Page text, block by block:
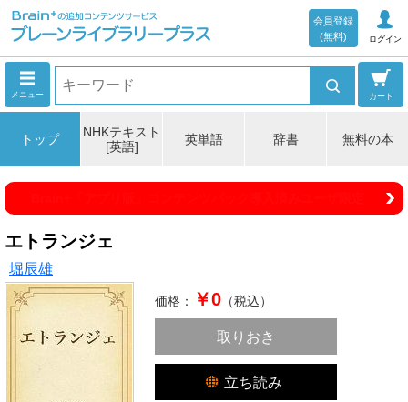
ログイン
会員登録
(無料)
メニュー カート
トップ
NHKテキスト
[英語]
英単語 辞書 無料の本
エトランジェ
堀辰雄
価格： ￥0 （税込）
取りおき
立ち読み